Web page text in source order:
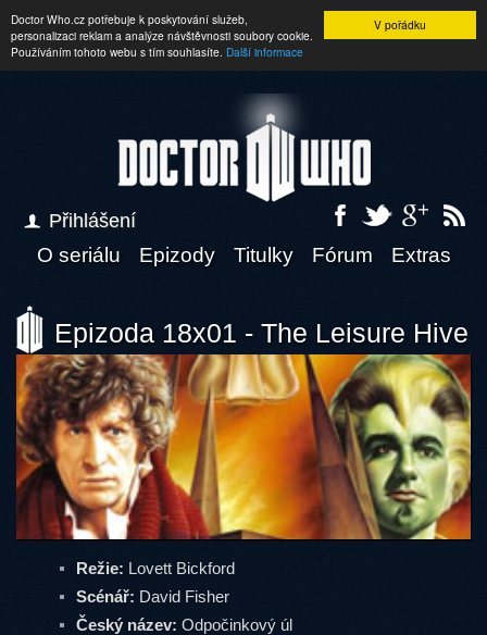
V pořádku
Doctor Who.cz potřebuje k poskytování služeb,
personalizaci reklam a analýze návštěvnosti soubory cookie.
Používáním tohoto webu s tím souhlasíte. Další informace
Přihlášení
O seriálu Epizody Titulky Fórum Extras
Epizoda 18x01 - The Leisure Hive
Režie: Lovett Bickford
Scénář: David Fisher
Český název: Odpočinkový úl